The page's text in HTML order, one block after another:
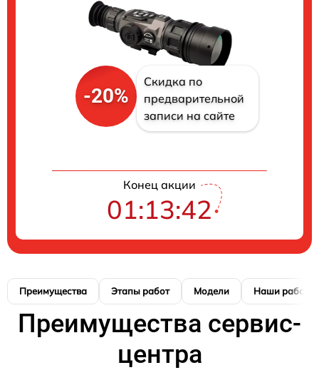
-20%
Скидка по
предварительной
записи на сайте
Конец акции
01:13:41
Преимущества Этапы работ Модели Наши работы
Преимущества сервис-
центра